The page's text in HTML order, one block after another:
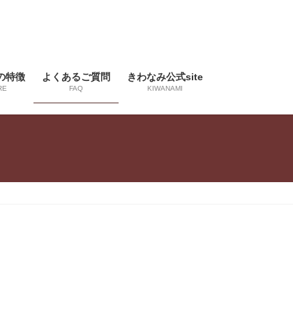
特徴 よくあるご質問
FAQ
きわなみ公式site
KIWANAMI